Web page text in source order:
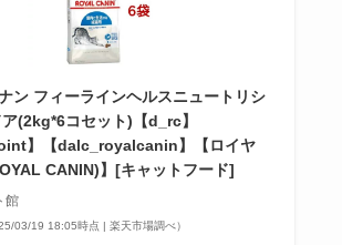
ガチャガチャを見せる収納は100
均に売ってる？無印・ニトリ・セ
リア・ダイソー・ikeaを調査！
switchが売ってない？品薄なのは
る？在庫あり店舗調査
ン フィーラインヘルスニュートリシ
(2kg*6コセット)【d_rc】
】【dalc_royalcanin】【ロイヤ
CANIN)】[キャットフード]
館
03/19 18:05時点 | 楽天市場調べ）